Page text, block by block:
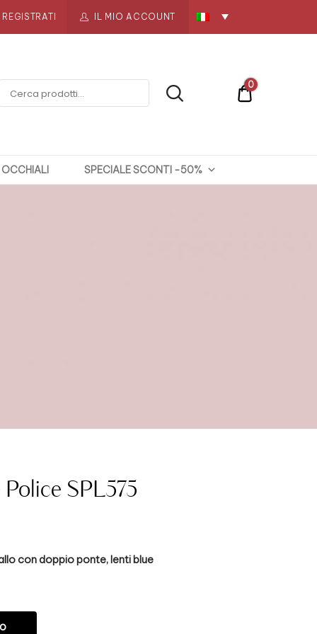
REGISTRATI IL MIO ACCOUNT
€0
0
OCCHIALI SPECIALE SCONTI -50%
SPL575
con doppio ponte, lenti blue